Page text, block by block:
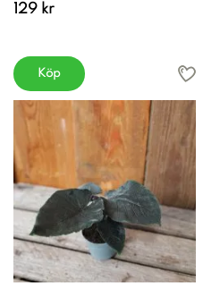
129 kr
Köp